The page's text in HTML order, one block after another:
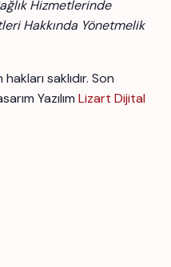
Hizmetlerinde
Hakkında Yönetmelik
saklıdır. Son
Yazılım Lizart Dijital